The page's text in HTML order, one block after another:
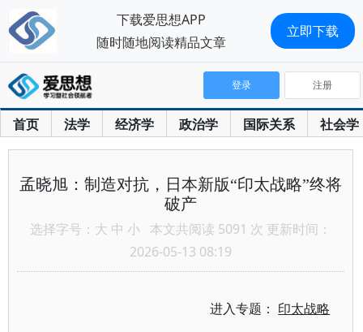
首页 法学 经济学 政治学 国际关系 社会学
登录 注册
孟晓旭：制造对抗，日本新版“印太战略”终将
破产
选择字号： 大 中 小 本文共阅读 5091 次 更新时间：
2026-05-13 08:19
进入专题： 印太战略
下载爱思想APP
随时随地阅读精品文章
立即下载